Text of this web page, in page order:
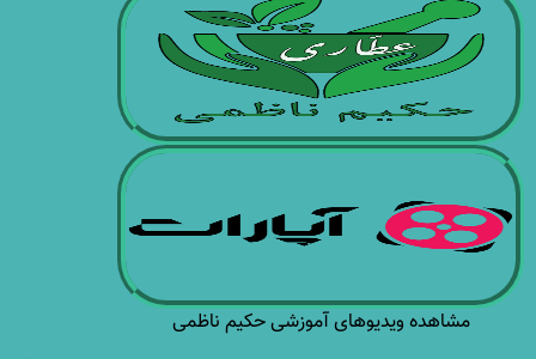
مشاهده ویدیوهای آموزشی حکیم ناظمی